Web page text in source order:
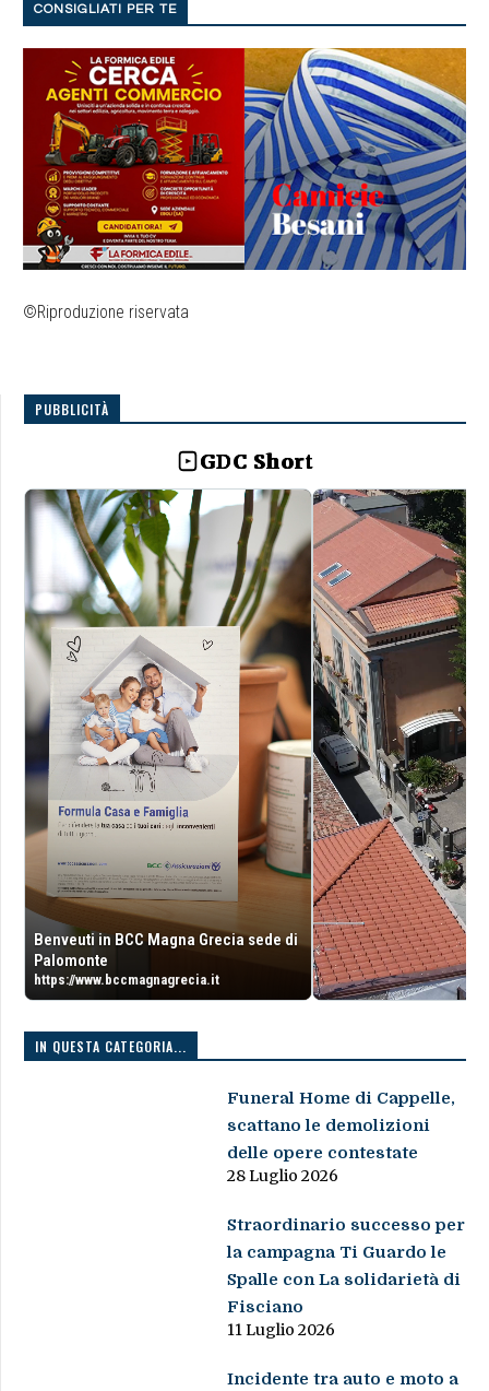
CONSIGLIATI PER TE
©Riproduzione riservata
PUBBLICITÀ
GDC Short
Benveuti in BCC Magna Grecia sede di
Palomonte
https://www.bccmagnagrecia.it
IN QUESTA CATEGORIA...
Funeral Home di Cappelle,
scattano le demolizioni
delle opere contestate
28 Luglio 2026
Straordinario successo per
la campagna Ti Guardo le
Spalle con La solidarietà di
Fisciano
11 Luglio 2026
Incidente tra auto e moto a